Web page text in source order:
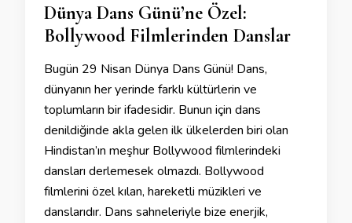
Dünya Dans Günü’ne Özel:
Bollywood Filmlerinden Danslar
Bugün 29 Nisan Dünya Dans Günü! Dans,
dünyanın her yerinde farklı kültürlerin ve
toplumların bir ifadesidir. Bunun için dans
denildiğinde akla gelen ilk ülkelerden biri olan
Hindistan’ın meşhur Bollywood filmlerindeki
dansları derlemesek olmazdı. Bollywood
filmlerini özel kılan, hareketli müzikleri ve
danslarıdır. Dans sahneleriyle bize enerjik,